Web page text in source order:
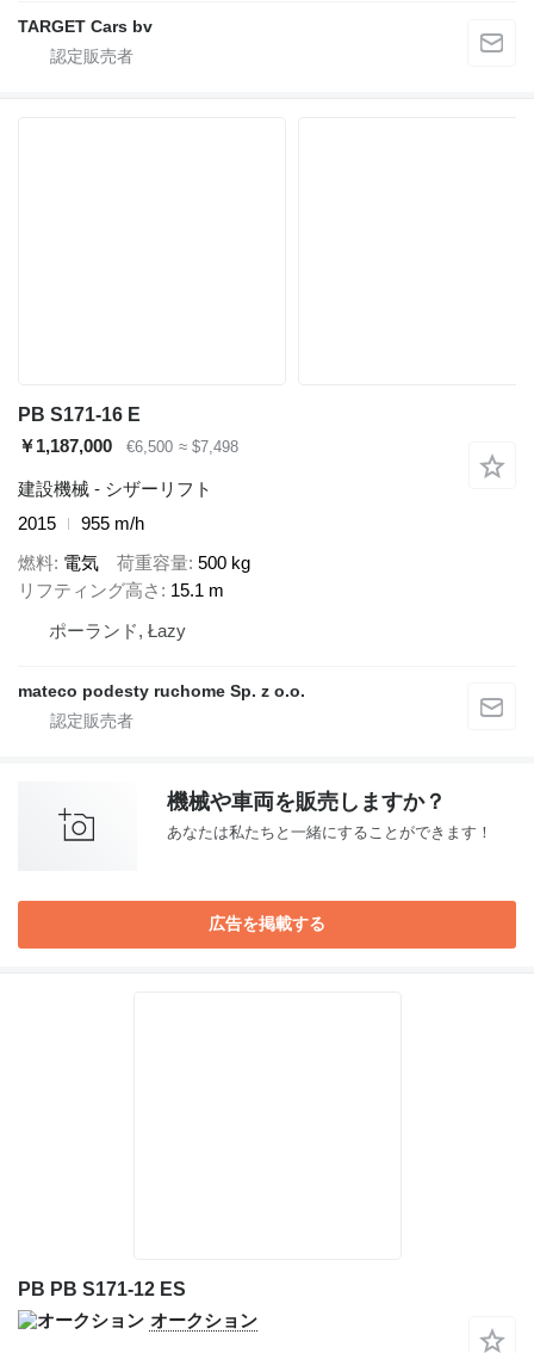
TARGET Cars bv
PB S171-16 E
￥1,187,000
€6,500 ≈ $7,498
建設機械 - シザーリフト
2015
955 m/h
燃料 電気 荷重容量 500 kg
リフティング高さ
15.1 m
ポーランド, Łazy
mateco podesty ruchome Sp. z o.o.
機械や車両を販売しますか？
あなたは私たちと一緒にすることができます！
広告を掲載する
PB PB S171-12 ES
オークション